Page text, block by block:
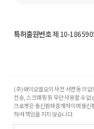
특허출원번호제 10-
(주)와이오엘오의 사전 서면 동의
전송, 스크래핑 등 무단 사용할 수 없
크로켓은 통신판매중개자이며 통신
하여 책임을 지지 않습니다.